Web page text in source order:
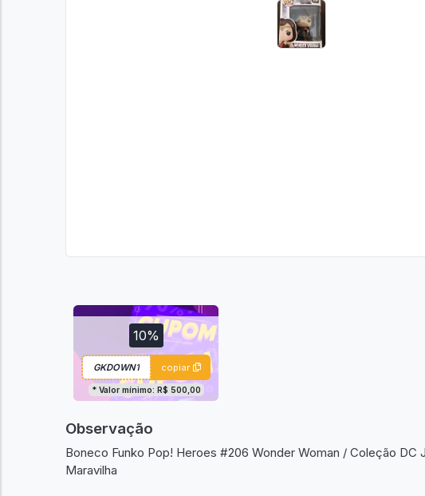
10%
copiar
* Valor mínimo: R$ 500,00
Observação
Boneco Funko Pop! Heroes #206 Wonder Woman / Coleção
Maravilha